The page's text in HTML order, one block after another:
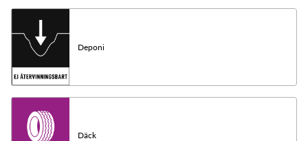
Deponi
Däck